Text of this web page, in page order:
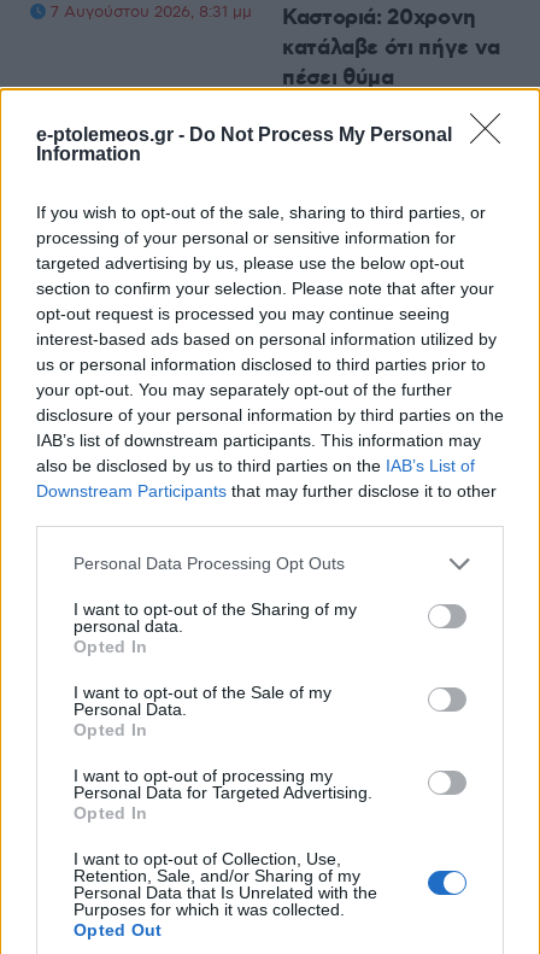
e-ptolemeos.gr - Do Not Process My Personal
Information
If you wish to opt-out of the sale, sharing to third parties, or
processing of your personal or sensitive information for
targeted advertising by us, please use the below opt-out
section to confirm your selection. Please note that after your
opt-out request is processed you may continue seeing
interest-based ads based on personal information utilized by
us or personal information disclosed to third parties prior to
your opt-out. You may separately opt-out of the further
disclosure of your personal information by third parties on the
IAB’s list of downstream participants. This information may
also be disclosed by us to third parties on the IAB’s List of
Downstream Participants that may further disclose it to other
Please note that this website/app uses one or more Google
not limited to your visit or usage behaviour. You may click to
grant or deny consent to Google and its third-party tags to
use your data for below specified purposes in below Google
consent section.
Personal Data Processing Opt Outs
I want to opt-out of the Sharing of my
personal data.
Opted In
I want to opt-out of the Sale of my
Personal Data.
Opted In
I want to opt-out of processing my
Personal Data for Targeted Advertising.
Opted In
I want to opt-out of Collection, Use,
Retention, Sale, and/or Sharing of my
Personal Data that Is Unrelated with the
Purposes for which it was collected.
Opted Out
7 Αυγούστου 2026, 8:31 μμ
Καστοριά: 20χρονη
κατάλαβε ότι πήγε να
πέσει θύμα
τηλεφωνικής απάτης
και ενημέρωσε την
επ’ αυτοφώρω τους
δράστες
7 Αυγούστου 2026, 8:03 μμ
ΚΟΙΝΩΝΊΑ
Την Κυριακή 16
Αυγούστου η τελετή
παράδοσης του
Τσοτυλίου
7 Αυγούστου 2026, 7:31 μμ
ΚΟΙΝΩΝΊΑ
Φωτιά έξω από την
Κοζάνη – Άμεση
κινητοποίηση της
Υπηρεσίας